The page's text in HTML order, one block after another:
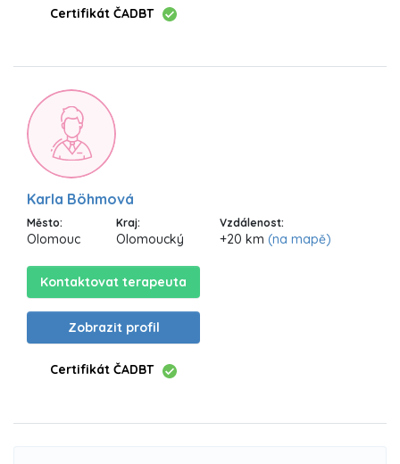
Certifikát ČADBT
Karla Böhmová
Město:
Olomouc
Kraj:
Olomoucký
Vzdálenost:
+20 km (na mapě)
Kontaktovat terapeuta
Zobrazit profil
Certifikát ČADBT